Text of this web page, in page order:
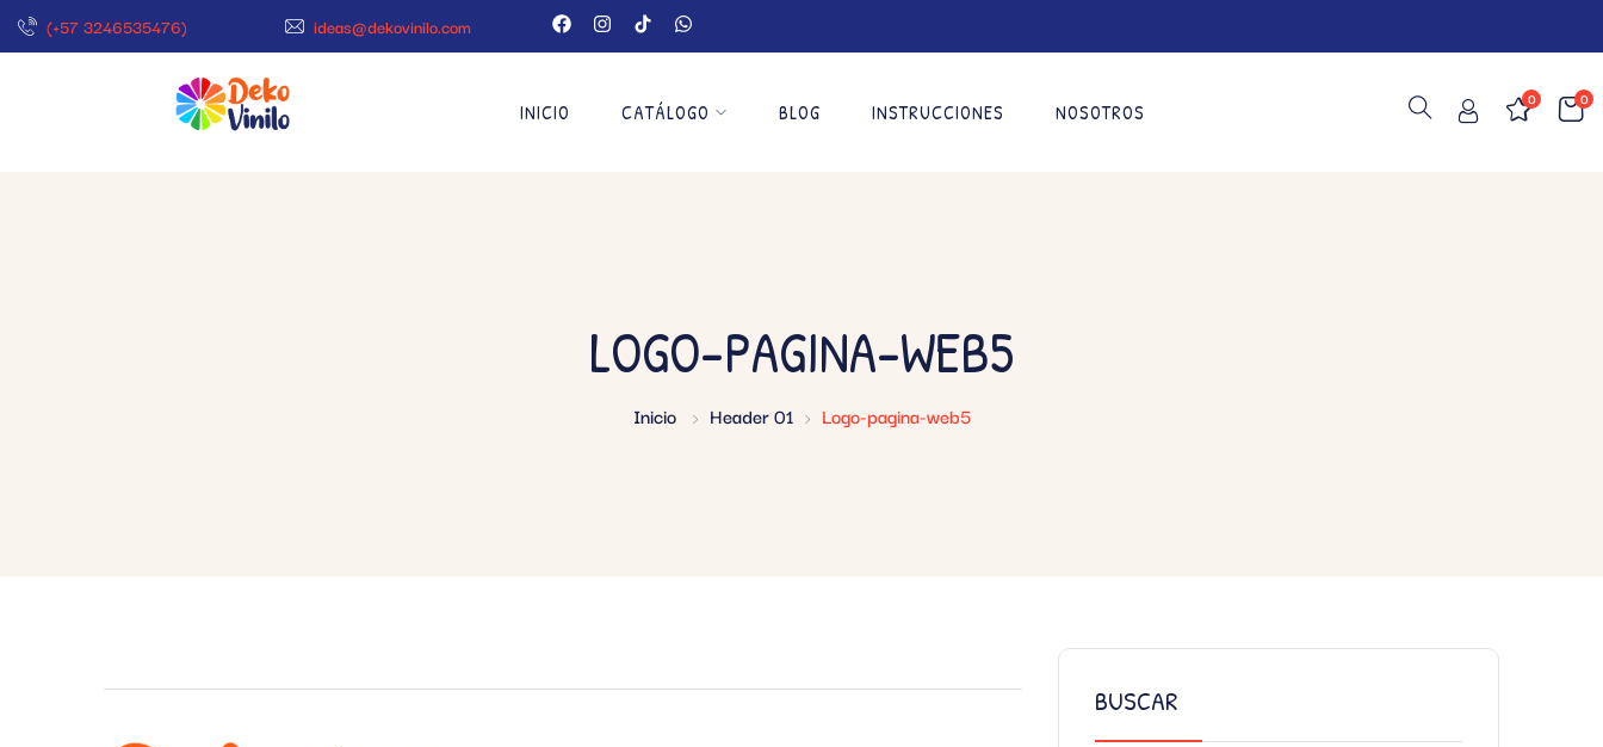
(+57 3246535476) ideas@dekovinilo.com
INICIO CATÁLOGO BLOG INSTRUCCIONES NOSOTROS
0
0
LOGO-PAGINA-WEB5
Inicio Header 01 Logo-pagina-web5
BUSCAR